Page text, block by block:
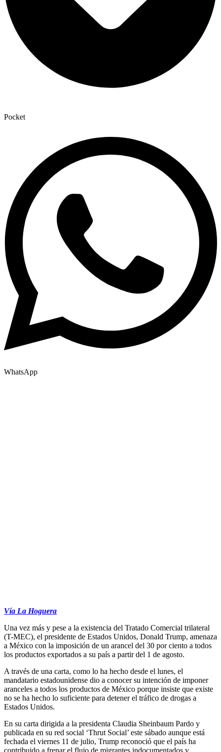
Pocket
WhatsApp
Vía La Hoguera
Una vez más y pese a la existencia del Tratado Comercial trilateral
(T-MEC), el presidente de Estados Unidos, Donald Trump, amenaza
a México con la imposición de un arancel del 30 por ciento a todos
los productos exportados a su país a partir del 1 de agosto.
A través de una carta, como lo ha hecho desde el lunes, el
mandatario estadounidense dio a conocer su intención de imponer
aranceles a todos los productos de México porque insiste que existe
no se ha hecho lo suficiente para detener el tráfico de drogas a
Estados Unidos.
En su carta dirigida a la presidenta Claudia Sheinbaum Pardo y
publicada en su red social ‘Thrut Social’ este sábado aunque está
fechada el viernes 11 de julio, Trump reconoció que el país ha
contribuido a frenar el flujo de migrantes indocumentados y